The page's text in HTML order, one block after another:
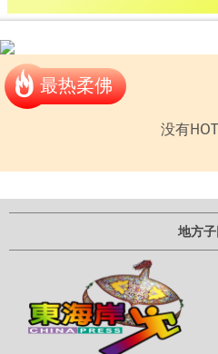
最热柔佛
没有
地方